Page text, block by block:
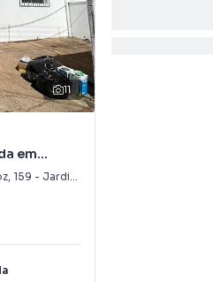
11
em
, 159 - Jardim Maracanã